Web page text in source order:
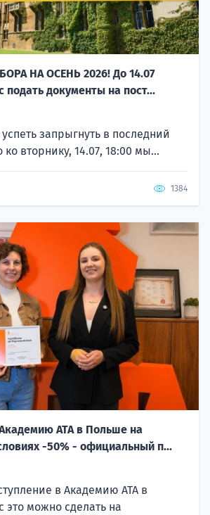
НА ОСЕНЬ 2026! До 14.07
подать документы на пост...
запрыгнуть в последний
ко вторнику, 14.07, 18:00 мы...
1384
ATA в Польше на
-50% - официальный п...
в Академию ATA в
это можно сделать на